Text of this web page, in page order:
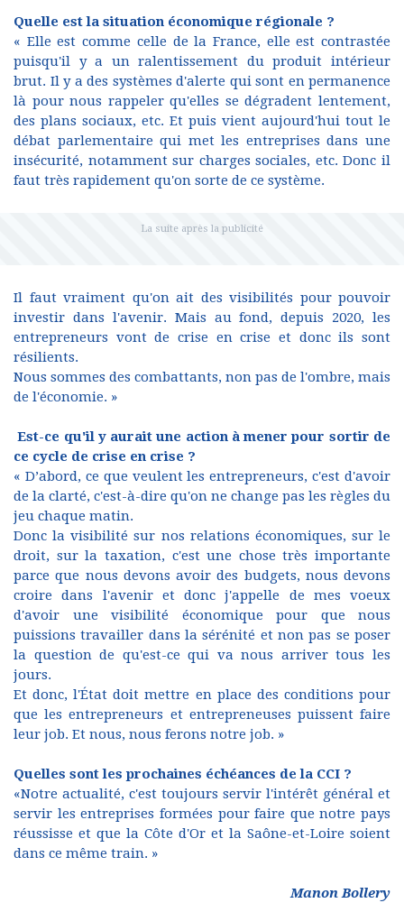
Quelle est la situation économique régionale ?
« Elle est comme celle de la France, elle est contrastée
puisqu'il y a un ralentissement du produit intérieur
brut. Il y a des systèmes d'alerte qui sont en permanence
là pour nous rappeler qu'elles se dégradent lentement,
des plans sociaux, etc. Et puis vient aujourd'hui tout le
débat parlementaire qui met les entreprises dans une
insécurité, notamment sur charges sociales, etc. Donc il
faut très rapidement qu'on sorte de ce système.
Il faut vraiment qu'on ait des visibilités pour pouvoir
investir dans l'avenir. Mais au fond, depuis 2020, les
entrepreneurs vont de crise en crise et donc ils sont
résilients.
Nous sommes des combattants, non pas de l'ombre, mais
de l'économie. »
Est-ce qu'il y aurait une action à mener pour sortir de
ce cycle de crise en crise ?
« D’abord, ce que veulent les entrepreneurs, c'est d'avoir
de la clarté, c'est-à-dire qu'on ne change pas les règles du
jeu chaque matin.
Donc la visibilité sur nos relations économiques, sur le
droit, sur la taxation, c'est une chose très importante
parce que nous devons avoir des budgets, nous devons
croire dans l'avenir et donc j'appelle de mes voeux
d'avoir une visibilité économique pour que nous
puissions travailler dans la sérénité et non pas se poser
la question de qu'est-ce qui va nous arriver tous les
jours.
Et donc, l'État doit mettre en place des conditions pour
que les entrepreneurs et entrepreneuses puissent faire
leur job. Et nous, nous ferons notre job. »
Quelles sont les prochaines échéances de la CCI ?
«Notre actualité, c'est toujours servir l'intérêt général et
servir les entreprises formées pour faire que notre pays
réussisse et que la Côte d'Or et la Saône-et-Loire soient
dans ce même train. »
Manon Bollery